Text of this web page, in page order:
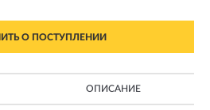
О ПОСТУПЛЕНИИ
ОПИСАНИЕ